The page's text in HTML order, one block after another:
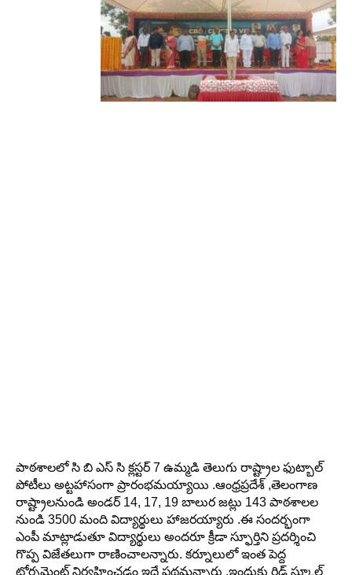
పాఠశాలలో సి బి ఎస్ సి క్లస్టర్ 7 ఉమ్మడి తెలుగు రాష్ట్రాల ఫుట్బాల్
పోటీలు అట్టహాసంగా ప్రారంభమయ్యాయి .ఆంధ్రప్రదేశ్ ,తెలంగాణ
రాష్ట్రాలనుండి అండర్ 14, 17, 19 బాలుర జట్లు 143 పాఠశాలల
నుండి 3500 మంది విద్యార్థులు హాజరయ్యారు .ఈ సందర్భంగా
ఎంపీ మాట్లాడుతూ విద్యార్థులు అందరూ క్రీడా స్ఫూర్తిని ప్రదర్శించి
గొప్ప విజేతలుగా రాణించాలన్నారు. కర్నూలులో ఇంత పెద్ద
టోర్నమెంట్ నిర్వహించడం ఇదే ప్రథమన్నారు .ఇందుకు రిడ్జ్ స్కూల్